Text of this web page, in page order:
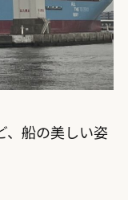
、船の美しい姿